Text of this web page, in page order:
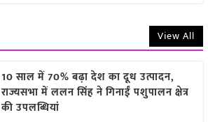
View All
10 साल में 70% बढ़ा देश का दूध उत्पादन,
राज्यसभा में ललन सिंह ने गिनाईं पशुपालन क्षेत्र
की उपलब्धियां